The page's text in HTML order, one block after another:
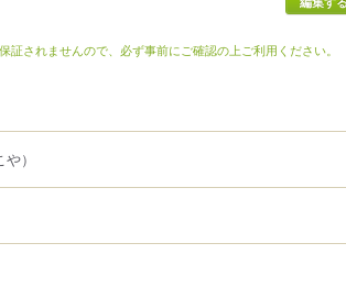
されませんので、必ず事前にご確認の上ご利用ください。
や）